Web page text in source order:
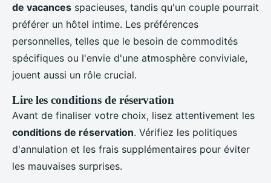
de vacances spacieuses, tandis qu'un couple pourrait
préférer un hôtel intime. Les préférences
personnelles, telles que le besoin de commodités
spécifiques ou l'envie d'une atmosphère conviviale,
jouent aussi un rôle crucial.
Lire les conditions de réservation
Avant de finaliser votre choix, lisez attentivement les
conditions de réservation. Vérifiez les politiques
d'annulation et les frais supplémentaires pour éviter
les mauvaises surprises.